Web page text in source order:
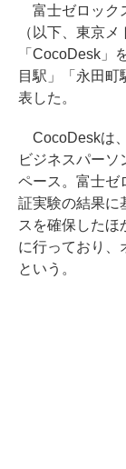
富士ゼロック
（以下、東京
「CocoDesk」
目駅」「永田
表した。
CocoDeskは
ビジネスパーソ
ペース。富士ゼ
証実験の結果に
スを確保したほ
に行っており、
という。